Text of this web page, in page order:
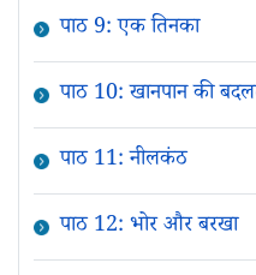
पाठ 9: एक तिनका
पाठ 10: खानपान की
पाठ 11: नीलकंठ
पाठ 12: भोर और बरखा